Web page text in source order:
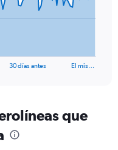
30 días antes El mis…
que